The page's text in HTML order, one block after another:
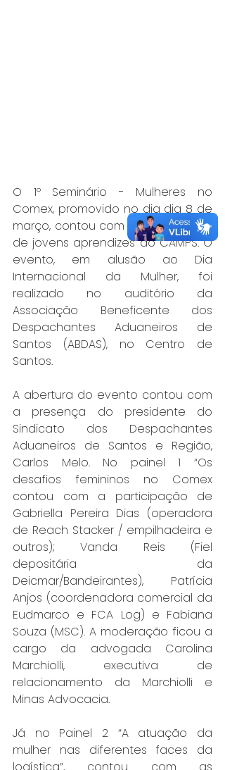
O 1º Seminário - Mulheres no
Comex, promovido no dia dia 8 de
março, contou com a participação
de jovens aprendizes do CAMPS. O
evento, em alusão ao Dia
Internacional da Mulher, foi
realizado no auditório da
Associação Beneficente dos
Despachantes Aduaneiros de
Santos (ABDAS), no Centro de
Santos.
A abertura do evento contou com
a presença do presidente do
Sindicato dos Despachantes
Aduaneiros de Santos e Região,
Carlos Melo. No painel 1 “Os
desafios femininos no Comex
contou com a participação de
Gabriella Pereira Dias (operadora
de Reach Stacker / empilhadeira e
outros); Vanda Reis (Fiel
depositária da
Deicmar/Bandeirantes), Patrícia
Anjos (coordenadora comercial da
Eudmarco e FCA Log) e Fabiana
Souza (MSC). A moderação ficou a
cargo da advogada Carolina
Marchiolli, executiva de
relacionamento da Marchiolli e
Minas Advocacia.
Já no Painel 2 “A atuação da
mulher nas diferentes faces da